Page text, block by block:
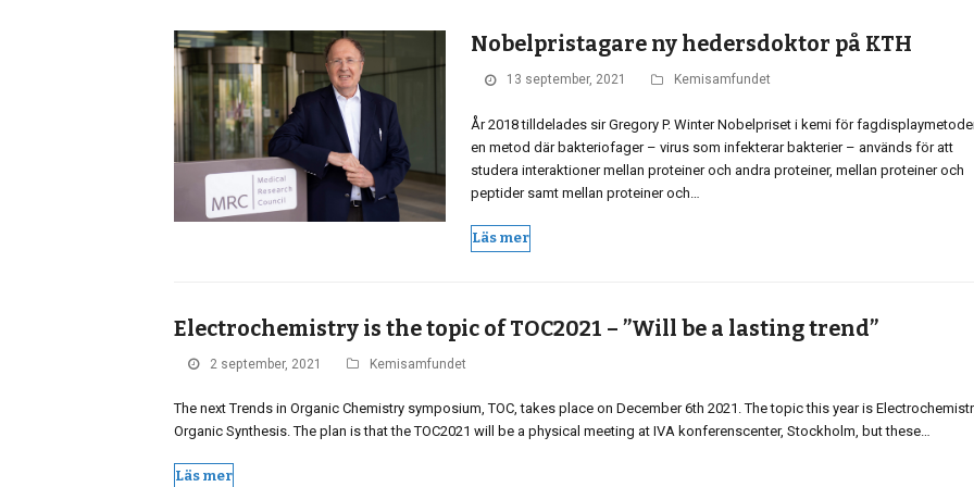
Nobelpristagare ny hedersdoktor på KTH
13 september, 2021 Kemisamfundet
År 2018 tilldelades sir Gregory P. Winter Nobelpriset i kemi för
en metod där bakteriofager – virus som infekterar bakterier – används för att
studera interaktioner mellan proteiner och andra proteiner, mellan proteiner och
peptider samt mellan proteiner och…
Läs mer
Electrochemistry is the topic of TOC2021 – ”Will be a lasting trend”
2 september, 2021 Kemisamfundet
The next Trends in Organic Chemistry symposium, TOC, takes place on December 6th 2021. The topic this year is
Organic Synthesis. The plan is that the TOC2021 will be a physical meeting at IVA konferenscenter, Stockholm, but these…
Läs mer